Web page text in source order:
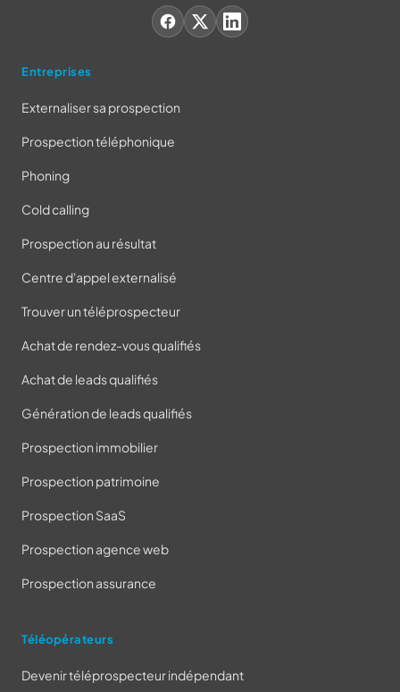
Entreprises
Externaliser sa prospection
Prospection téléphonique
Phoning
Cold calling
Prospection au résultat
Centre d'appel externalisé
Trouver un téléprospecteur
Achat de rendez-vous qualifiés
Achat de leads qualifiés
Génération de leads qualifiés
Prospection immobilier
Prospection patrimoine
Prospection SaaS
Prospection agence web
Prospection assurance
Téléopérateurs
Devenir téléprospecteur indépendant